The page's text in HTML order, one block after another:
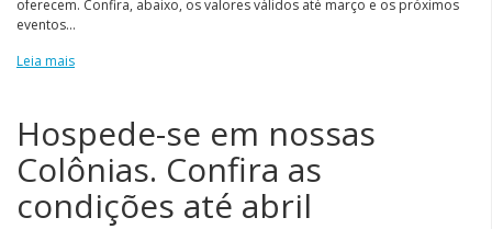
oferecem. Confira, abaixo, os valores válidos até março e os próximos
eventos...
Leia mais
Hospede-se em nossas
Colônias. Confira as
condições até abril